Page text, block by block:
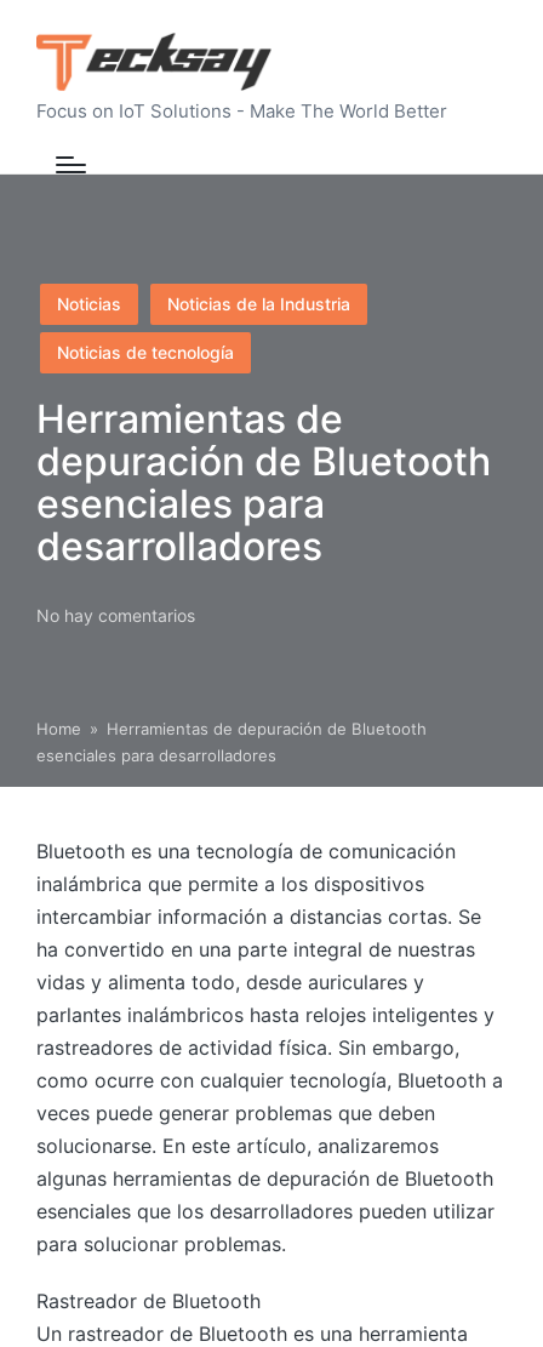
Focus on IoT Solutions - Make The World Better
Publicado
en
Noticias Noticias de la Industria
Noticias de tecnología
Herramientas de
depuración de Bluetooth
esenciales para
desarrolladores
No hay comentarios
Home » Herramientas de depuración de Bluetooth
esenciales para desarrolladores
Bluetooth es una tecnología de comunicación
inalámbrica que permite a los dispositivos
intercambiar información a distancias cortas. Se
ha convertido en una parte integral de nuestras
vidas y alimenta todo, desde auriculares y
parlantes inalámbricos hasta relojes inteligentes y
rastreadores de actividad física. Sin embargo,
como ocurre con cualquier tecnología, Bluetooth a
veces puede generar problemas que deben
solucionarse. En este artículo, analizaremos
algunas herramientas de depuración de Bluetooth
esenciales que los desarrolladores pueden utilizar
para solucionar problemas.
Rastreador de Bluetooth
Un rastreador de Bluetooth es una herramienta